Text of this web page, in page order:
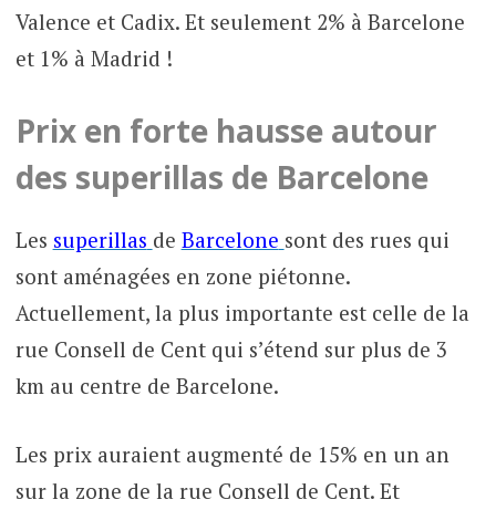
Valence et Cadix. Et seulement 2% à Barcelone
et 1% à Madrid !
Prix en forte hausse autour
des superillas de Barcelone
Les superillas de Barcelone sont des rues qui
sont aménagées en zone piétonne.
Actuellement, la plus importante est celle de la
rue Consell de Cent qui s’étend sur plus de 3
km au centre de Barcelone.
Les prix auraient augmenté de 15% en un an
sur la zone de la rue Consell de Cent. Et